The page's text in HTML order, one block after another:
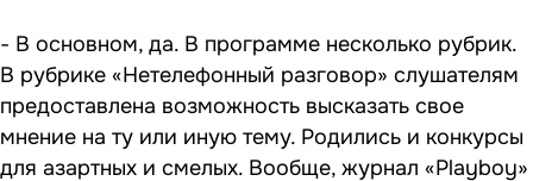
- В основном, да. В программе несколько рубрик.
В рубрике «Нетелефонный разговор» слушателям
предоставлена возможность высказать свое
мнение на ту или иную тему. Родились и конкурсы
для азартных и смелых. Вообще, журнал «Playboy»